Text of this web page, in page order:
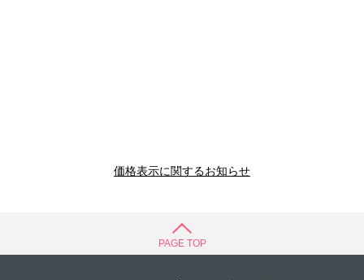
価格表示に関するお知らせ
PAGE TOP